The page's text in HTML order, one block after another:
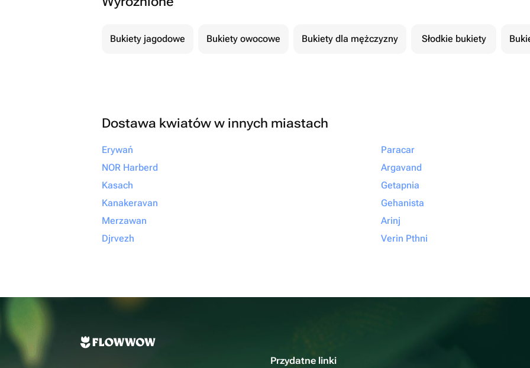
Bukiety jagodowe Bukiety owocowe Bukiety dla mężczyzny Słodkie bukiety
Dostawa kwiatów w innych miastach
Erywań
NOR Harberd
Kasach
Kanakeravan
Merzawan
Djrvezh
Paracar
Argavand
Getapnia
Gehanista
Arinj
Verin Pthni
Przydatne linki